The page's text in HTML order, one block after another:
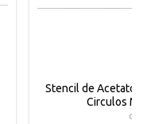
Stencil de Acetato
Circulos